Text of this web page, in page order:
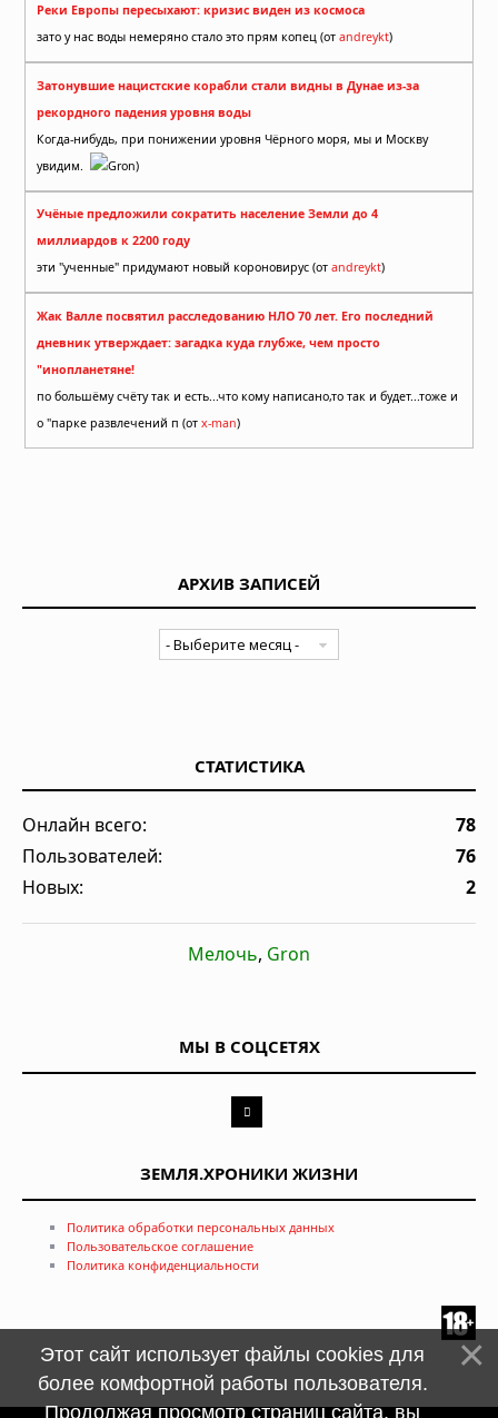
Реки Европы пересыхают: кризис виден из космоса
зато у нас воды немеряно стало это прям копец (от andreykt)
Затонувшие нацистские корабли стали видны в Дунае из-за
рекордного падения уровня воды
Когда-нибудь, при понижении уровня Чёрного моря, мы и Москву
увидим.
Gron)
Учёные предложили сократить население Земли до 4
миллиардов к 2200 году
эти "ученные" придумают новый короновирус (от andreykt)
Жак Валле посвятил расследованию НЛО 70 лет. Его последний
дневник утверждает: загадка куда глубже, чем просто
"инопланетяне!
по большёму счёту так и есть...что кому написано,то так и будет...тоже и
о "парке развлечений п (от x-man)
АРХИВ ЗАПИСЕЙ
СТАТИСТИКА
Онлайн всего:
78
Пользователей:
76
Новых:
2
Мелочь, Gron
МЫ В СОЦСЕТЯХ
ЗЕМЛЯ.ХРОНИКИ ЖИЗНИ
Политика обработки персональных данных
Пользовательское соглашение
Политика конфиденциальности
Этот сайт использует файлы cookies для
более комфортной работы пользователя.
Продолжая просмотр страниц сайта, вы